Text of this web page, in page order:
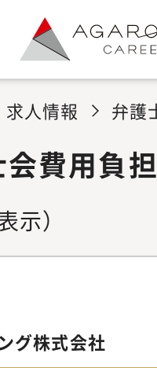
人情報 弁護
費用負
示）
グ株式会社